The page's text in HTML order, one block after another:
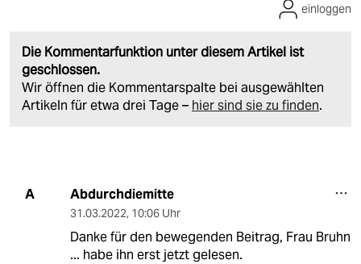
Die Kommentarfunktion unter diesem Artikel ist
geschlossen.
Wir öffnen die Kommentarspalte bei ausgewählten
Artikeln für etwa drei Tage – hier sind sie zu finden.
einloggen
A Abdurchdiemitte
31.03.2022, 10:06 Uhr
Danke für den bewegenden Beitrag, Frau Bruhn
... habe ihn erst jetzt gelesen.